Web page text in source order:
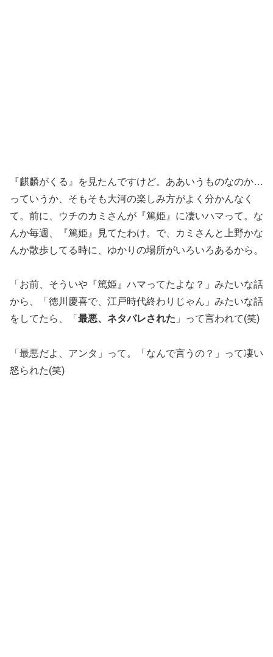
『麒麟がくる』を見たんですけど。ああいうものなのか…
っていうか、そもそも大河の楽しみ方がよく分かんなく
て。前に、ウチのカミさんが『篤姫』に凄いハマって。な
んか毎週、『篤姫』見てたわけ。で、カミさんと上野かな
んか散歩してる時に、ゆかりの場所がいろいろあるから。
「お前、そういや『篤姫』ハマってたよな？」みたいな話
から、「徳川慶喜で、江戸時代終わりじゃん」みたいな話
をしてたら、「 最悪、ネタバレされた 」って言われて(笑)
「最悪だよ、アンタ」って。「なんで言うの？」って凄い
怒られた(笑)